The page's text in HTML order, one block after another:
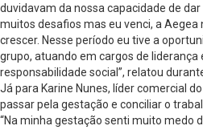
duvidavam da nossa capacidade de
muitos desafios mas eu venci, a Aegea
crescer. Nesse período eu tive a
grupo, atuando em cargos de liderança
responsabilidade social”, relatou
Já para Karine Nunes, líder comercial
passar pela gestação e conciliar o
“Na minha gestação senti muito medo